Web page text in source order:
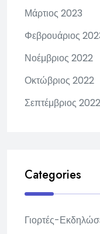
Μάρτιος 2023
Φεβρουάριος
Νοέμβριος 2022
Οκτώβριος 2022
Σεπτέμβριος 2022
Categories
Γιορτές-